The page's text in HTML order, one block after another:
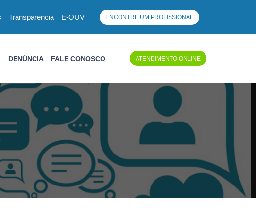
Transparência E-OUV ENCONTRE UM PROFISSIONAL
DENÚNCIA FALE CONOSCO ATENDIMENTO ONLINE